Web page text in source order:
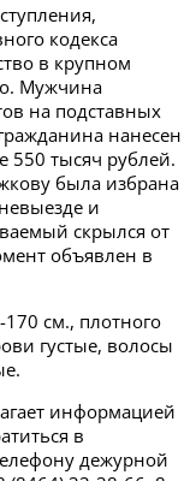
кодекса
в крупном
Мужчина
на подставных
нанесен
550 тысяч рублей.
была избрана
и
скрылся от
объявлен в
см., плотного
густые, волосы
информацией
в
дежурной